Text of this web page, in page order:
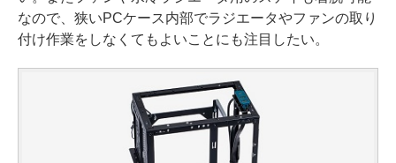
なので、狭いPCケース内部でラジエータやファンの取り
付け作業をしなくてもよいことにも注目したい。